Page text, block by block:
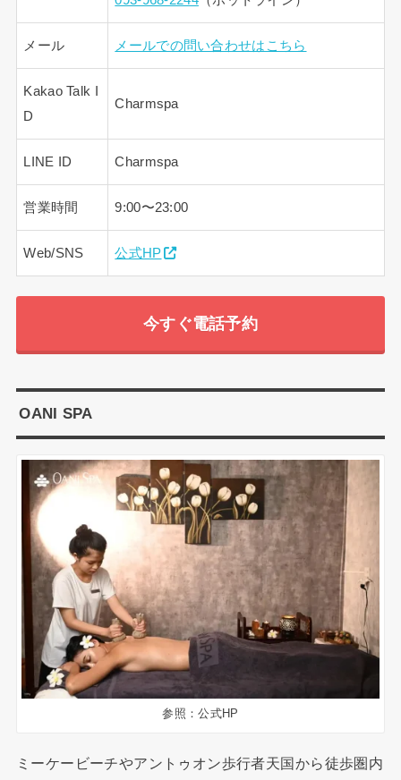
メール メールでの問い合わせはこちら
Kakao Talk I
D
Charmspa
LINE ID Charmspa
営業時間 9:00〜23:00
Web/SNS 公式HP
今すぐ電話予約
OANI SPA
参照：公式HP
ミーケービーチやアントゥオン歩行者天国から徒歩圏内